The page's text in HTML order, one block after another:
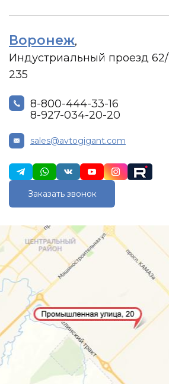
Воронеж,
Индустриальный проезд 62/
235
8-800-444-33-16
8-927-034-20-20
sales@avtogigant.com
Заказать звонок